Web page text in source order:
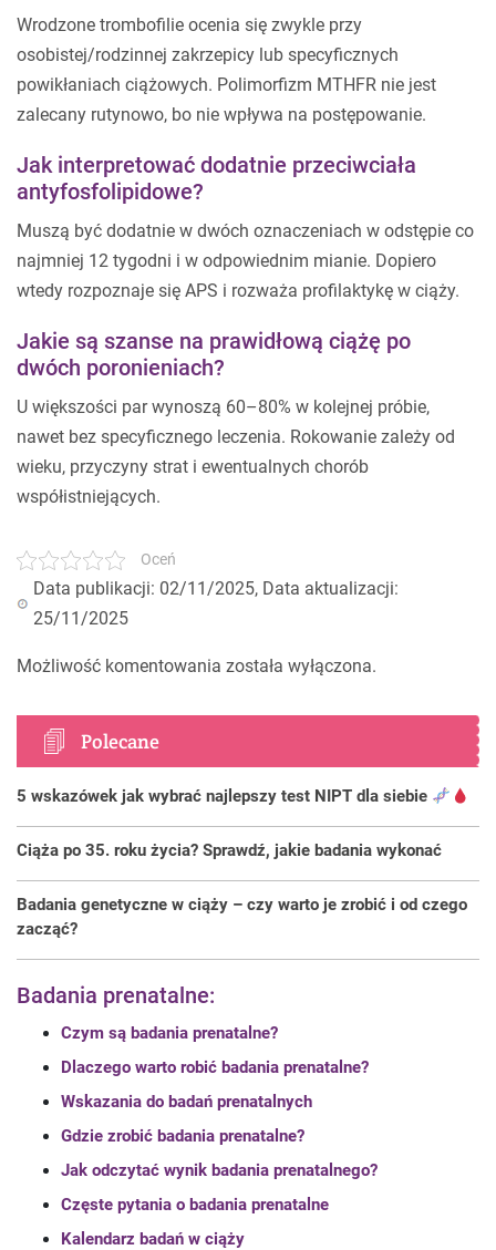
Wrodzone trombofilie ocenia się zwykle przy
osobistej/rodzinnej zakrzepicy lub specyficznych
powikłaniach ciążowych. Polimorfizm MTHFR nie jest
zalecany rutynowo, bo nie wpływa na postępowanie.
Jak interpretować dodatnie przeciwciała
antyfosfolipidowe?
Muszą być dodatnie w dwóch oznaczeniach w odstępie co
najmniej 12 tygodni i w odpowiednim mianie. Dopiero
wtedy rozpoznaje się APS i rozważa profilaktykę w ciąży.
Jakie są szanse na prawidłową ciążę po
dwóch poronieniach?
U większości par wynoszą 60–80% w kolejnej próbie,
nawet bez specyficznego leczenia. Rokowanie zależy od
wieku, przyczyny strat i ewentualnych chorób
współistniejących.
Oceń
Data publikacji: 02/11/2025, Data aktualizacji:
25/11/2025
Możliwość komentowania została wyłączona.
Polecane
5 wskazówek jak wybrać najlepszy test NIPT dla siebie
Ciąża po 35. roku życia? Sprawdź, jakie badania wykonać
Badania genetyczne w ciąży – czy warto je zrobić i od czego
zacząć?
Badania prenatalne:
Czym są badania prenatalne?
Dlaczego warto robić badania prenatalne?
Wskazania do badań prenatalnych
Gdzie zrobić badania prenatalne?
Jak odczytać wynik badania prenatalnego?
Częste pytania o badania prenatalne
Kalendarz badań w ciąży